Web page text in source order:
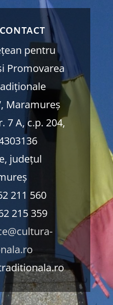
contact
pentru
Promovarea
Maramureș
7 A, c.p. 204,
județul
211 560
215 359